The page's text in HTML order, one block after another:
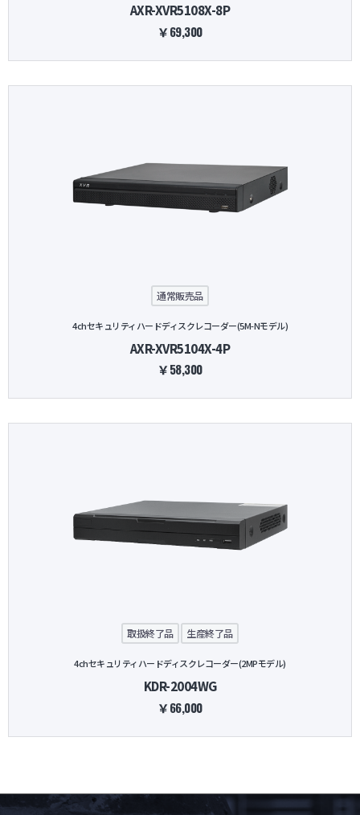
AXR-XVR5108X-8P
￥69,300
通常販売品
4chセキュリティハードディスクレコーダー(5M-Nモデル)
AXR-XVR5104X-4P
￥58,300
取扱終了品 生産終了品
4chセキュリティハードディスクレコーダー(2MPモデル)
KDR-2004WG
￥66,000